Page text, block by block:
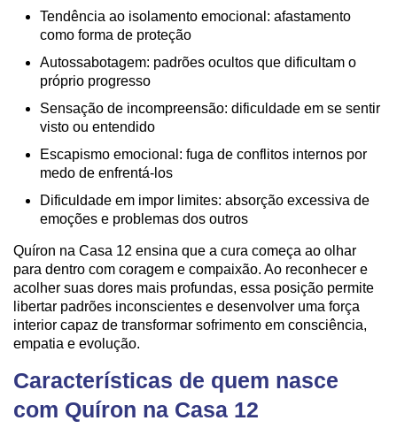
Tendência ao isolamento emocional: afastamento
como forma de proteção
Autossabotagem: padrões ocultos que dificultam o
próprio progresso
Sensação de incompreensão: dificuldade em se sentir
visto ou entendido
Escapismo emocional: fuga de conflitos internos por
medo de enfrentá-los
Dificuldade em impor limites: absorção excessiva de
emoções e problemas dos outros
Quíron na Casa 12 ensina que a cura começa ao olhar
para dentro com coragem e compaixão. Ao reconhecer e
acolher suas dores mais profundas, essa posição permite
libertar padrões inconscientes e desenvolver uma força
interior capaz de transformar sofrimento em consciência,
empatia e evolução.
Características de quem nasce
com Quíron na Casa 12